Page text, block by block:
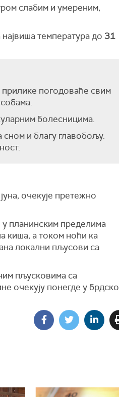
слабим и умереним,
највиша температура до 31
погодоваће свим
болесницима.
и благу главобољу.
очекује претежно
планинским пределима
киша, а током ноћи ка
локални пљусови са
пљусковима са
очекују понегде у